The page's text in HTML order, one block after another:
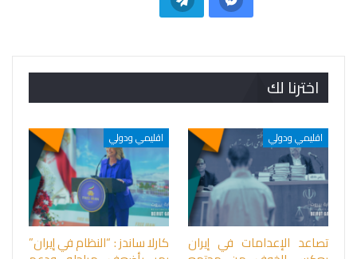
اخترنا لك
اقليمي ودولي
تصاعد الإعدامات في إيران
اقليمي ودولي
كارلا ساندز : “النظام في إيران”